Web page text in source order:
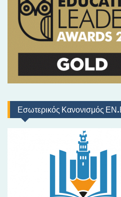
Εσωτερικός Κανονισμός